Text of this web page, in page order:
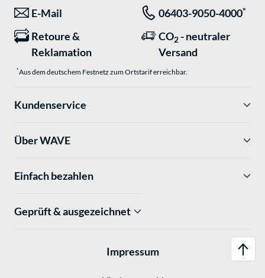
E-Mail 06403-9050-4000*
Retoure &
Reklamation
CO2 - neutraler
Versand
*Aus dem deutschem Festnetz zum Ortstarif erreichbar.
Kundenservice
Über WAVE
Einfach bezahlen
Geprüft & ausgezeichnet
Impressum